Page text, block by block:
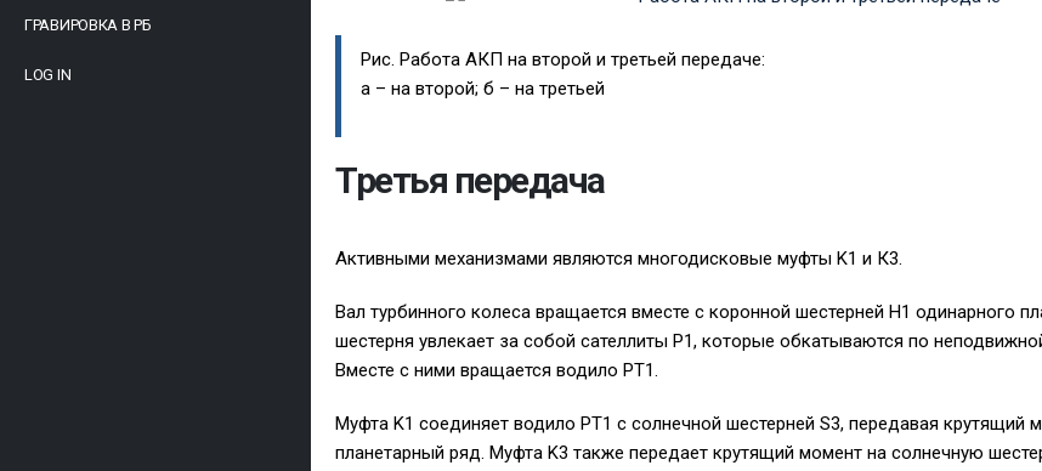
ГРАВИРОВКА В РБ
LOG IN
Рис. Работа АКП на второй и третьей передаче:
а – на второй; б – на третьей
Третья передача
Активными механизмами являются многодисковые муфты K1 и К3.
Вал турбинного колеса вращается вместе с коронной шестерней H1 одинарного
шестерня увлекает за собой сателлиты P1, которые обкатываются по
Вместе с ними вращается водило PT1.
Муфта K1 соединяет водило PT1 с солнечной шестерней S3, передавая крутящий
планетарный ряд. Муфта K3 также передает крутящий момент на солнечную